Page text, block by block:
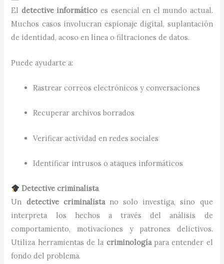
El detective informático es esencial en el mundo actual.
Muchos casos involucran espionaje digital, suplantación
de identidad, acoso en línea o filtraciones de datos.
Puede ayudarte a:
Rastrear correos electrónicos y conversaciones
Recuperar archivos borrados
Verificar actividad en redes sociales
Identificar intrusos o ataques informáticos
Detective criminalista
Un detective criminalistano solo investiga, sino que
interpreta los hechos a través del análisis de
comportamiento, motivaciones y patrones delictivos.
Utiliza herramientas de la criminologíapara entender el
fondo del problema.